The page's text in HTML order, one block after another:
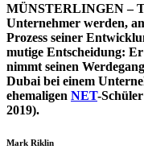
MÜNSTERLINGEN –
Unternehmer werden,
Prozess seiner
mutige Entscheidung:
nimmt seinen
Dubai bei einem
ehemaligen NET-
2019).
Mark Riklin